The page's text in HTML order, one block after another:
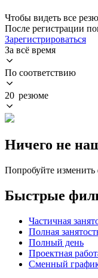
Чтобы видеть все
После регистрации
Зарегистрироваться
За всё время
По соответствию
20 резюме
Ничего не
Попробуйте
Быстрые
Частичная
Полная
Полный день
Проектная
Сменный